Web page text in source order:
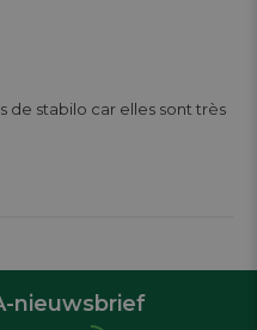
nieuwsbrief